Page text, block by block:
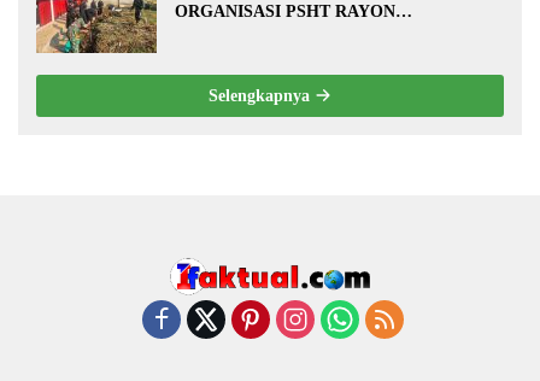
ORGANISASI PSHT RAYON
KEMANUNGGALAN TNI-RAKYAT
Selengkapnya